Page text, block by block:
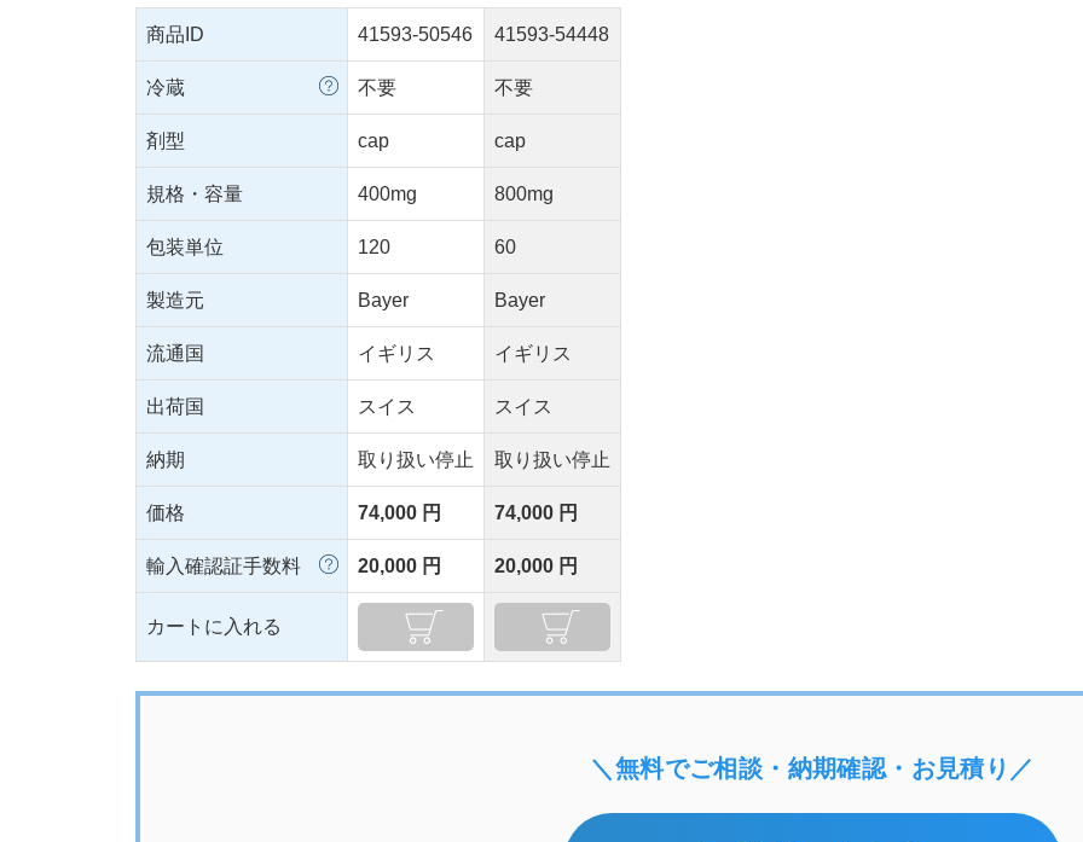
商品ID 41593-50546 41593-54448
冷蔵 不要 不要
剤型 cap cap
規格・容量 400mg 800mg
包装単位 120 60
製造元 Bayer Bayer
流通国 イギリス イギリス
出荷国 スイス スイス
納期 取り扱い停止 取り扱い停止
価格 74,000 円 74,000 円
輸入確認証手数料 20,000 円 20,000 円
カートに入れる
＼無料でご相談・納期確認・お見積り／